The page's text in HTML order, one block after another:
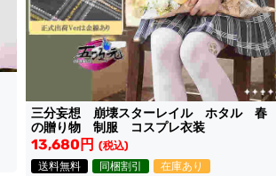
三分妄想 崩壊スターレイル ホタル 春
の贈り物 制服 コスプレ衣装
13,680円 (税込)
送料無料
同梱割引 在庫あり